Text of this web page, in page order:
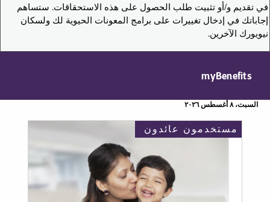
في تقديم و/أو تثبيت طلب الحصول على هذه الاستحقاقات. ستساهم
إجاباتك في إدخال تغييرات على برامج المعونات الحيوية لك ولسكان
نيويورك الآخرين.
myBenefits
السبت، ٨ أغسطس ٢٠٢٦
مستخدمون عائدون